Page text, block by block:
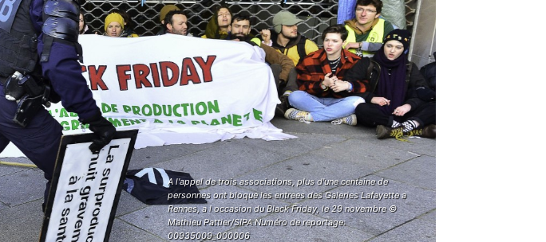
A l'appel de trois associations, plus d'une centaine de
personnes ont bloque les entrees des Galeries Lafayette a
Rennes, a l occasion du Black Friday, le 29 novembre ©
Mathieu Pattier/SIPA Numéro de reportage:
00935009_000006